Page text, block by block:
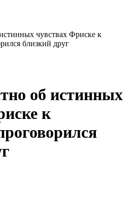
чувствах Фриске к
близкий друг
об истинных
к